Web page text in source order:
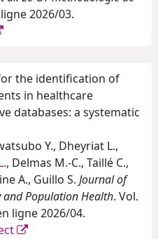
2026/03.
the identification of
in healthcare
databases: a systematic
Y., Dheyriat L.,
, Delmas M.-C., Taillé C.,
A., Guillo S. Journal of
and Population Health. Vol.
ligne 2026/04.